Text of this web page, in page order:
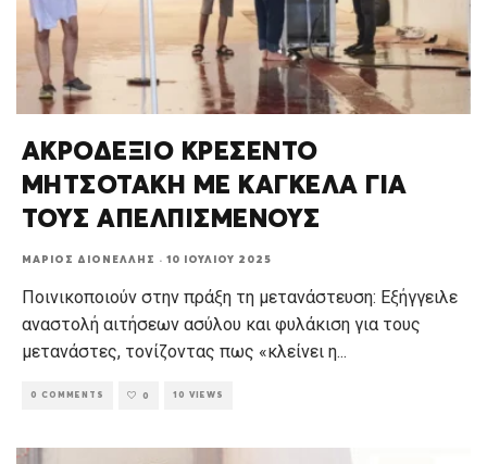
ΑΚΡΟΔΕΞΙΟ ΚΡΕΣΕΝΤΟ
ΜΗΤΣΟΤΑΚΗ ΜΕ ΚΑΓΚΕΛΑ ΓΙΑ
ΤΟΥΣ ΑΠΕΛΠΙΣΜΕΝΟΥΣ
ΜΆΡΙΟΣ ΔΙΟΝΈΛΛΗΣ · 10 ΙΟΥΛΊΟΥ 2025
Ποινικοποιούν στην πράξη τη μετανάστευση: Εξήγγειλε
αναστολή αιτήσεων ασύλου και φυλάκιση για τους
μετανάστες, τονίζοντας πως «κλείνει η...
0 COMMENTS 0 10 VIEWS